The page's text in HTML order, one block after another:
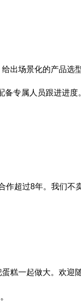
出场景化的产品选
专属人员跟进进度
超过8年。我们不
糕一起做大。欢迎